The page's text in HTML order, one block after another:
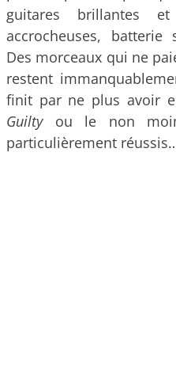
guitares brillantes et
accrocheuses, batterie
Des morceaux qui ne
restent
finit par ne plus avoir
Guiltyou le non
particulièrement